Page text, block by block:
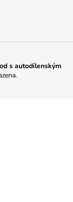
s autodílenským